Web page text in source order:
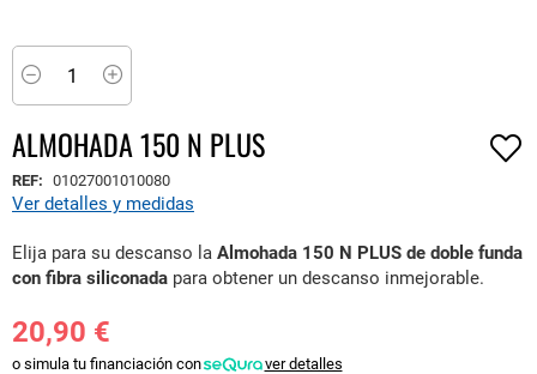
al
comienzo
de
galería
de
imágenes
ALMOHADA 150 N PLUS
Ver detalles y medidas
REF: 01027001010080
Elija para su descanso la Almohada 150 N PLUS de doble funda
con fibra siliconada para obtener un descanso inmejorable.
20,90 €
o simula tu financiación con ver detalles
Minus